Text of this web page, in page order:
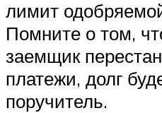
лимит
Помните о том,
заемщик
платежи, долг
поручитель.